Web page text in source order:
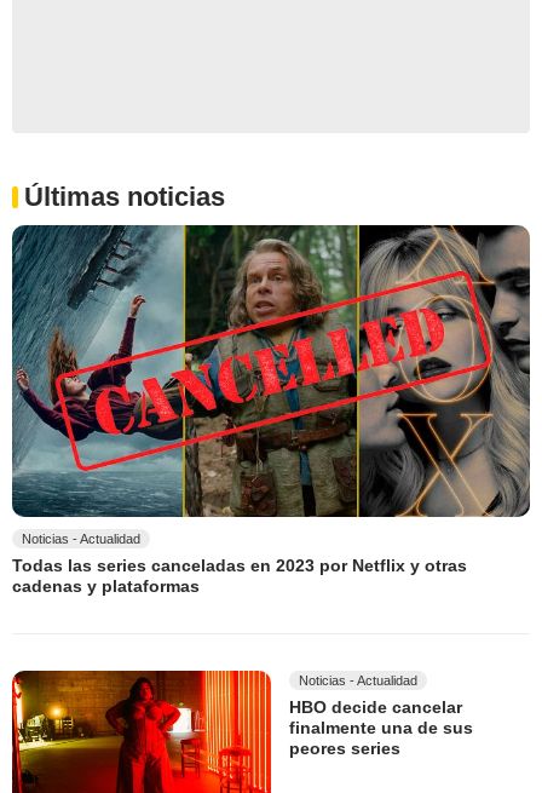
Últimas noticias
Noticias - Actualidad
Todas las series canceladas en 2023 por Netflix y otras
cadenas y plataformas
Noticias - Actualidad
HBO decide cancelar
finalmente una de sus
peores series